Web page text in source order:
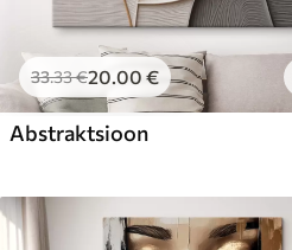
33.33€20.00 €
Abstraktsioon